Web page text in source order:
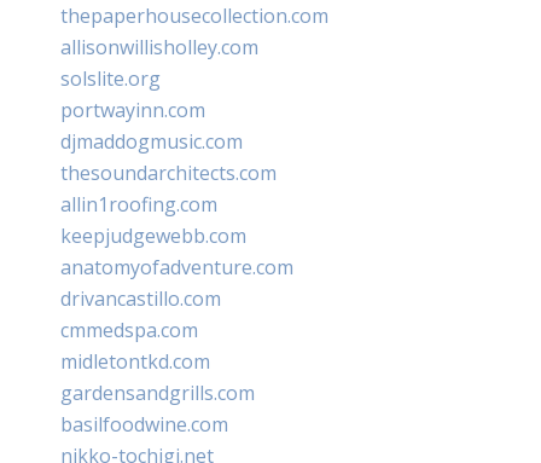
thepaperhousecollection.com
allisonwillisholley.com
solslite.org
portwayinn.com
djmaddogmusic.com
thesoundarchitects.com
allin1roofing.com
keepjudgewebb.com
anatomyofadventure.com
drivancastillo.com
cmmedspa.com
midletontkd.com
gardensandgrills.com
basilfoodwine.com
nikko-tochigi.net